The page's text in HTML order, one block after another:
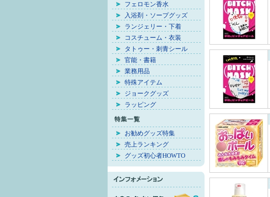
フェロモン香水
入浴剤・ソープグッズ
ランジェリー・下着
コスチューム・衣装
タトゥー・刺青シール
官能・書籍
業務用品
特殊アイテム
ジョークグッズ
ラッピング
お勧めグッズ特集
売上ランキング
グッズ初心者HOWTO